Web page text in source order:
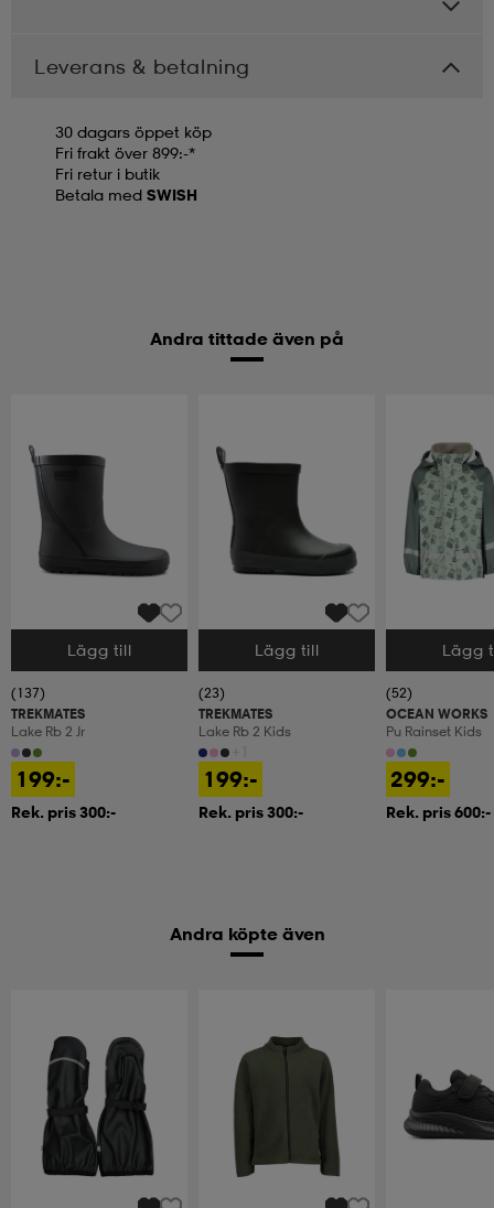
Leverans & betalning
30 dagars öppet köp
Fri frakt över 899:-*
Fri retur i butik
Betala med SWISH
Andra tittade även på
Välj storlek
Lägg till
(137)
TREKMATES
Lake Rb 2 Jr
199:-
Rek. pris 300:-
Välj storlek
Lägg till
(23)
TREKMATES
Lake Rb 2 Kids
199:-
Rek. pris 300:-
Välj storlek
Lägg
(52)
OCEAN WORKS
Pu Rainset Kids
299:-
Rek. pris 600:-
Andra köpte även